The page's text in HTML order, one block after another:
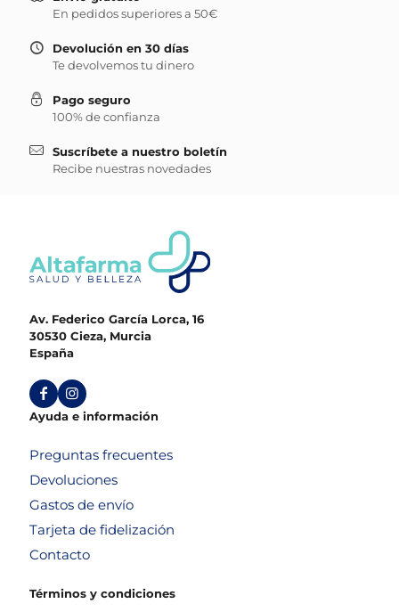
En pedidos superiores a 50€
Devolución en 30 días
Te devolvemos tu dinero
Pago seguro
100% de confianza
Suscríbete a nuestro boletín
Recibe nuestras novedades
Av. Federico García Lorca, 16
30530 Cieza, Murcia
España
Ayuda e información
Preguntas frecuentes
Devoluciones
Gastos de envío
Tarjeta de fidelización
Contacto
Términos y condiciones